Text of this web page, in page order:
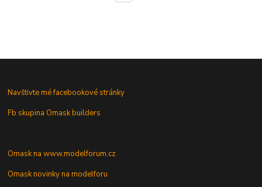
Navštivte mé facebookové stránky
Fb skupina Omask builders
Omask na www.modelforum.cz
Omask novinky na modelforu